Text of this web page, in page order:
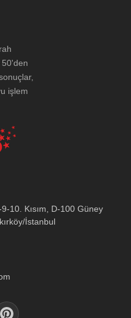
işlem
10. Kısım, D-100 Güney
İstanbul